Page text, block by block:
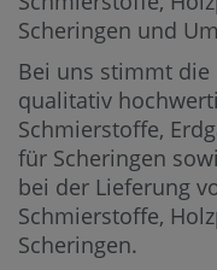
Scheringen und
Bei uns stimmt
qualitativ
Schmierstoffe,
für Scheringen
bei der Lieferung
Schmierstoffe,
Scheringen.